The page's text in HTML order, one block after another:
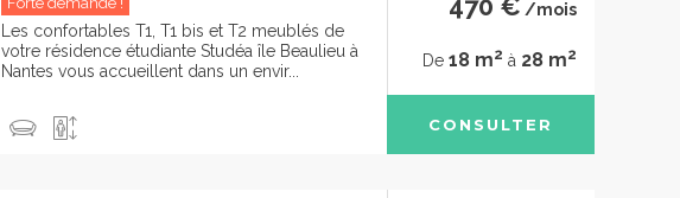
Les confortables T1, T1 bis et T2 meublés de
votre résidence étudiante Studéa île Beaulieu à
Nantes vous accueillent dans un envir...
/mois
De 18 m2 à 28 m2
CONSULTER